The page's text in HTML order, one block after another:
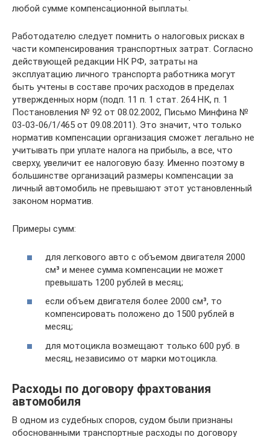
любой сумме компенсационной выплаты.
Работодателю следует помнить о налоговых рисках в
части компенсирования транспортных затрат. Согласно
действующей редакции НК РФ, затраты на
эксплуатацию личного транспорта работника могут
быть учтены в составе прочих расходов в пределах
утвержденных норм (подп. 11 п. 1 стат. 264 НК, п. 1
Постановления № 92 от 08.02.2002, Письмо Минфина №
03-03-06/1/465 от 09.08.2011). Это значит, что только
норматив компенсации организация сможет легально не
учитывать при уплате налога на прибыль, а все, что
сверху, увеличит ее налоговую базу. Именно поэтому в
большинстве организаций размеры компенсации за
личный автомобиль не превышают этот установленный
законом норматив.
Примеры сумм:
для легкового авто с объемом двигателя 2000
см³ и менее сумма компенсации не может
превышать 1200 рублей в месяц;
если объем двигателя более 2000 см³, то
компенсировать положено до 1500 рублей в
месяц;
для мотоцикла возмещают только 600 руб. в
месяц, независимо от марки мотоцикла.
Расходы по договору фрахтования
автомобиля
В одном из судебных споров, судом были признаны
обоснованными транспортные расходы по договору